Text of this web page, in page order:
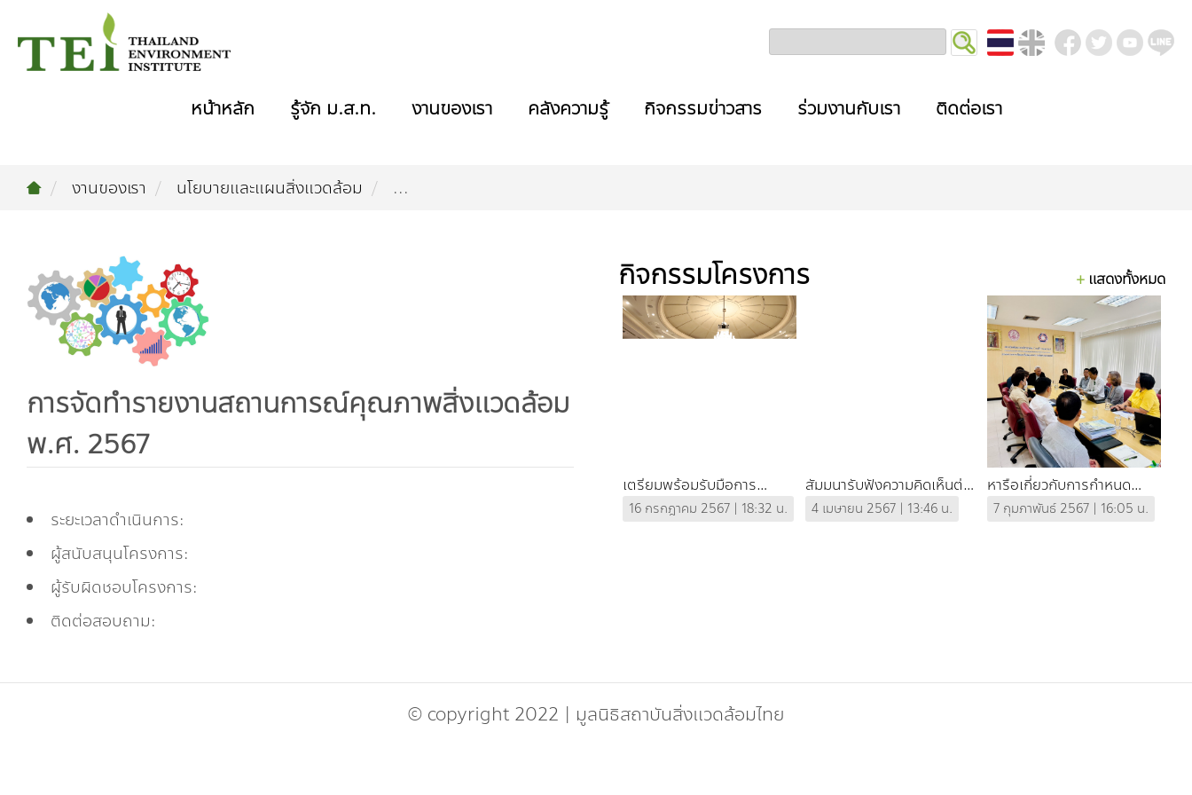
หน้าหลัก รู้จัก ม.ส.ท. งานของเรา คลังความรู้ กิจกรรมข่าวสาร ร่วมงานกับเรา ติดต่อเรา
งานของเรา นโยบายและแผนสิ่งแวดล้อม ...
การจัดทำรายงานสถานการณ์คุณภาพสิ่งแวดล้อม
พ.ศ. 2567
ระยะเวลาดำเนินการ:
ผู้สนับสนุนโครงการ:
ผู้รับผิดชอบโครงการ:
ติดต่อสอบถาม:
กิจกรรมโครงการ แสดงทั้งหมด
เตรียมพร้อมรับมือการ
เปลี่ยนแปลง มุ่งสู่อนาคตสิ่ง
16 กรกฎาคม 2567 | 18:32 น.
สัมมนารับฟังความคิดเห็นต่อ
ร่างรายงานสถานการณ์ฝุ่น
4 เมษายน 2567 | 13:46 น.
หารือเกี่ยวกับการกำหนด
กรอบแนวคิด DPSIR สาขาสิ่ง
7 กุมภาพันธ์ 2567 | 16:05 น.
© copyright 2022 | มูลนิธิสถาบันสิ่งแวดล้อมไทย